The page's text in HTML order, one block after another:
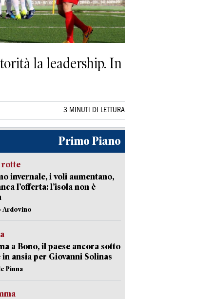
la leadership. In
3 MINUTI DI LETTURA
Primo Piano
rotte
invernale, i voli aumentano,
l’offerta: l’isola non è
Ardovino
a Bono, il paese ancora sotto
in ansia per Giovanni Solinas
Pinna